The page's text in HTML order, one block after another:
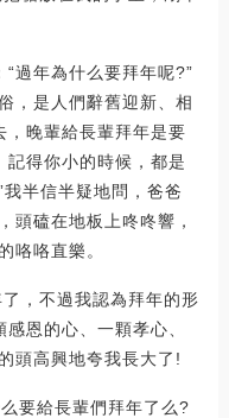
過年為什么要拜年呢?”
，是人們辭舊迎新、相
，晚輩給長輩拜年是要
得你小的時候，都是
半信半疑地問，爸爸
頭磕在地板上咚咚響，
咯咯直樂。
，不過我認為拜年的形
恩的心、一顆孝心、
頭高興地夸我長大了!
要給長輩們拜年了么?